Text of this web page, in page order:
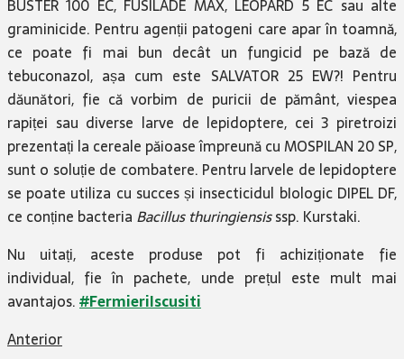
BUSTER 100 EC, FUSILADE MAX, LEOPARD 5 EC sau alte
graminicide. Pentru agenții patogeni care apar în toamnă,
ce poate fi mai bun decât un fungicid pe bază de
tebuconazol, așa cum este SALVATOR 25 EW?! Pentru
dăunători, fie că vorbim de puricii de pământ, viespea
rapiței sau diverse larve de lepidoptere, cei 3 piretroizi
prezentați la cereale păioase împreună cu MOSPILAN 20 SP,
sunt o soluție de combatere. Pentru larvele de lepidoptere
se poate utiliza cu succes și insecticidul bIologic DIPEL DF,
ce conține bacteria Bacillus thuringiensisssp. Kurstaki.
Nu uitați, aceste produse pot fi achiziționate fie
individual, fie în pachete, unde prețul este mult mai
avantajos.#FermieriIscusiti
Anterior